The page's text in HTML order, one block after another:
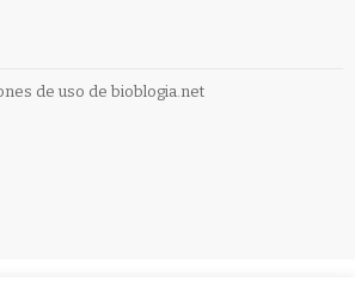
de uso de bioblogia.net